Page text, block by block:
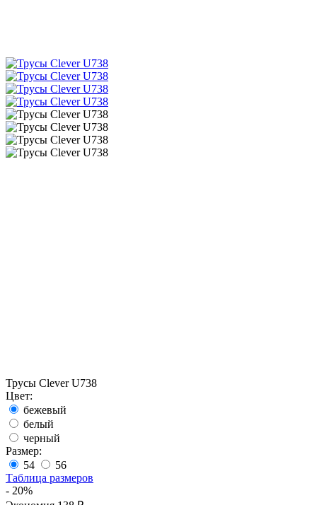
Трусы Clever U738
Цвет:
бежевый
белый
черный
Размер:
54
56
Таблица размеров
- 20%